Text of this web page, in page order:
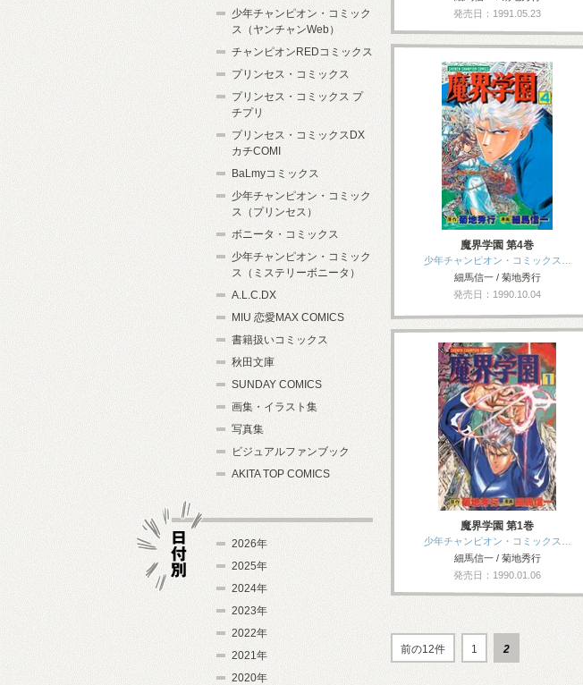
発売日：1991.05.23
魔界学園 第4巻
少年チャンピオン・コミックス…
細馬信一 / 菊地秀行
発売日：1990.10.04
魔界学園 第1巻
少年チャンピオン・コミックス…
細馬信一 / 菊地秀行
発売日：1990.01.06
前の12件 1 2
少年チャンピオン・コミック
ス（ヤンチャンWeb）
チャンピオンREDコミックス
プリンセス・コミックス
プリンセス・コミックス プ
チプリ
プリンセス・コミックスDX
カチCOMI
BaLmyコミックス
少年チャンピオン・コミック
ス（プリンセス）
ボニータ・コミックス
少年チャンピオン・コミック
ス（ミステリーボニータ）
A.L.C.DX
MIU 恋愛MAX COMICS
書籍扱いコミックス
秋田文庫
SUNDAY COMICS
画集・イラスト集
写真集
ビジュアルファンブック
AKITA TOP COMICS
2026年
2025年
2024年
2023年
2022年
2021年
2020年